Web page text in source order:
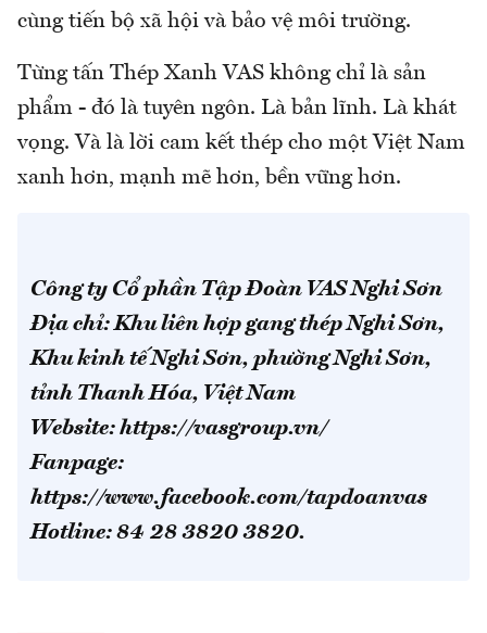
cùng tiến bộ xã hội và bảo vệ môi trường.
Từng tấn Thép Xanh VAS không chỉ là sản
phẩm - đó là tuyên ngôn. Là bản lĩnh. Là khát
vọng. Và là lời cam kết thép cho một Việt Nam
xanh hơn, mạnh mẽ hơn, bền vững hơn.
Công ty Cổ phần Tập Đoàn VAS Nghi Sơn
Địa chỉ: Khu liên hợp gang thép Nghi Sơn,
Khu kinh tế Nghi Sơn, phường Nghi Sơn,
tỉnh Thanh Hóa, Việt Nam
Website: https://vasgroup.vn/
Fanpage:
https://www.facebook.com/tapdoanvas
Hotline: 84 28 3820 3820.